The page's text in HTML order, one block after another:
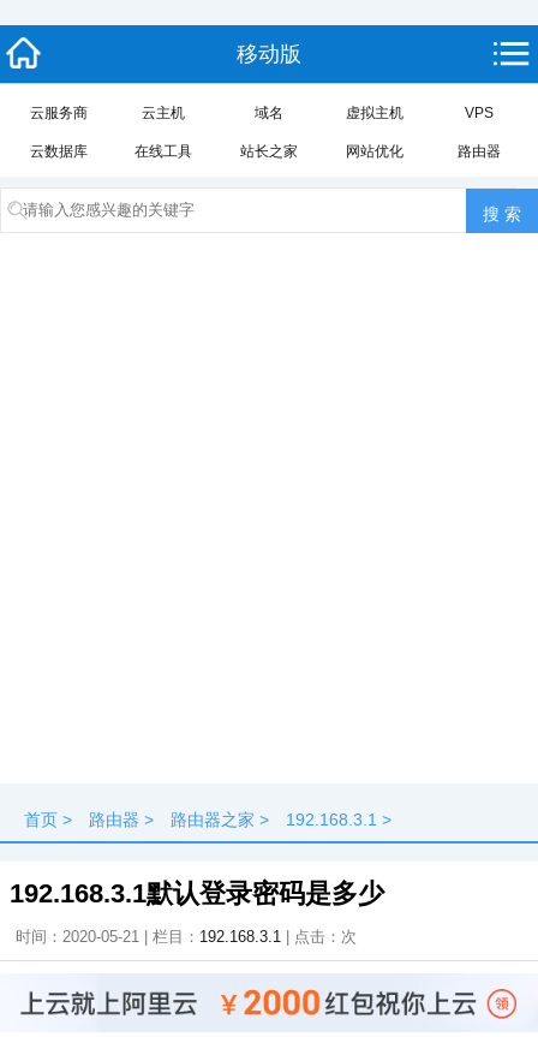
移动版
云服务商 云主机 域名 虚拟主机 VPS
云数据库 在线工具 站长之家 网站优化 路由器
首页 > 路由器 > 路由器之家 > 192.168.3.1 >
192.168.3.1默认登录密码是多少
时间：2020-05-21 | 栏目： 192.168.3.1 | 点击： 次